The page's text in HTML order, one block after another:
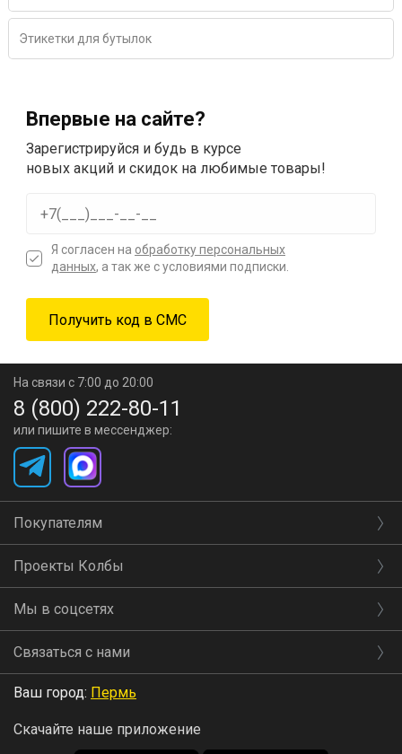
Этикетки для бутылок
Впервые на сайте?
Зарегистрируйся и будь в курсе
новых акций и скидок на любимые товары!
Я согласен на обработку персональных
данных, а так же с условиями подписки.
На связи с 7:00 до 20:00
8 (800) 222-80-11
или пишите в мессенджер:
Покупателям
Проекты Колбы
Мы в соцсетях
Связаться с нами
Ваш город: Пермь
Скачайте наше приложение